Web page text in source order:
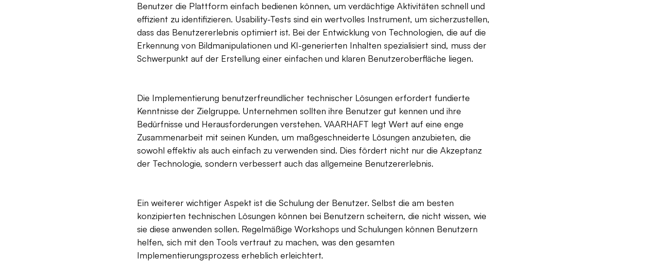
Benutzer die Plattform einfach bedienen können, um verdächtige Aktivitäten schnell und
effizient zu identifizieren. Usability-Tests sind ein wertvolles Instrument, um sicherzustellen,
dass das Benutzererlebnis optimiert ist. Bei der Entwicklung von Technologien, die auf die
Erkennung von Bildmanipulationen und KI-generierten Inhalten spezialisiert sind, muss der
Schwerpunkt auf der Erstellung einer einfachen und klaren Benutzeroberfläche liegen.
Die Implementierung benutzerfreundlicher technischer Lösungen erfordert fundierte
Kenntnisse der Zielgruppe. Unternehmen sollten ihre Benutzer gut kennen und ihre
Bedürfnisse und Herausforderungen verstehen. VAARHAFT legt Wert auf eine enge
Zusammenarbeit mit seinen Kunden, um maßgeschneiderte Lösungen anzubieten, die
sowohl effektiv als auch einfach zu verwenden sind. Dies fördert nicht nur die Akzeptanz
der Technologie, sondern verbessert auch das allgemeine Benutzererlebnis.
Ein weiterer wichtiger Aspekt ist die Schulung der Benutzer. Selbst die am besten
konzipierten technischen Lösungen können bei Benutzern scheitern, die nicht wissen, wie
sie diese anwenden sollen. Regelmäßige Workshops und Schulungen können Benutzern
helfen, sich mit den Tools vertraut zu machen, was den gesamten
Implementierungsprozess erheblich erleichtert.